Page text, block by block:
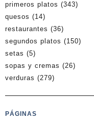
primeros platos (343)
quesos (14)
restaurantes (36)
segundos platos (150)
setas (5)
sopas y cremas (26)
verduras (279)
PÁGINAS